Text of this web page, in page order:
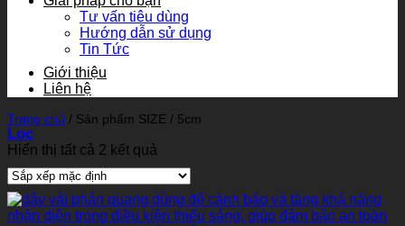
Tư vấn tiêu dùng
Hướng dẫn sử dụng
Tin Tức
Giới thiệu
Liên hệ
Trang chủ / Sản phẩm SIZE / 5cm
Lọc
Hiển thị tất cả 2 kết quả